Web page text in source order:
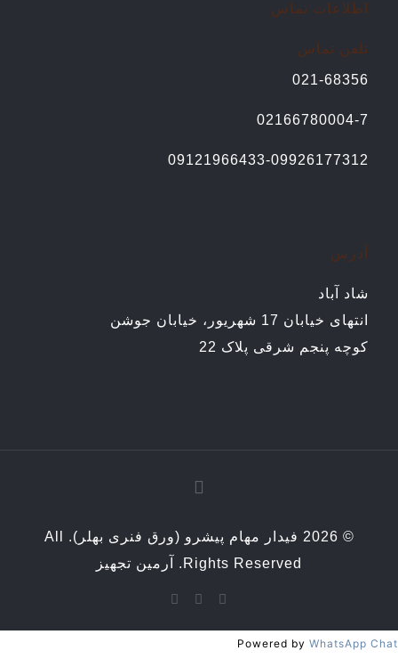
اطلاعات تماس
تلفن تماس
021-68356
02166780004-7
09121966433-09926177312
آدرس
شاد آباد
انتهای خیابان 17 شهریور، خیابان جوشن
کوچه پنجم شرقی پلاک 22
© 2026 فیدار مهام پیشرو (ورق فنری بهلر). All
Rights Reserved.
آرمین تجهیز
Powered by WhatsApp Chat